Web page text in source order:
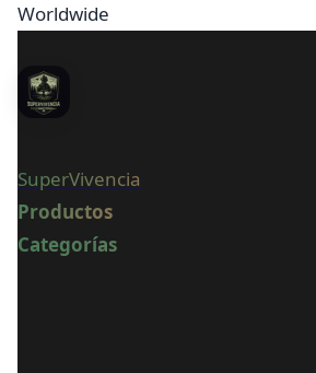
Worldwide
SuperVivencia
Productos
Categorías